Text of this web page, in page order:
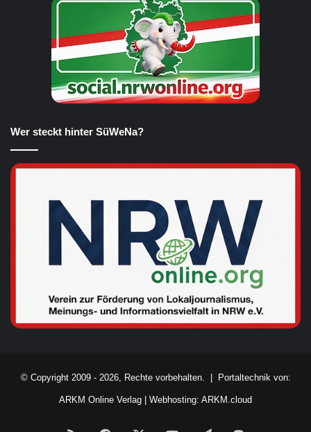
Wer steckt hinter SüWeNa?
© Copyright 2009 - 2026, Rechte vorbehalten. | Portaltechnik von:
ARKM Online Verlag Webhosting: ARKM.cloud